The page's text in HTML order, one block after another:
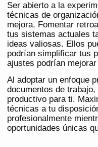
Ser abierto a la
técnicas de
mejora. Fomentar
tus sistemas actuales
ideas valiosas. Ellos
podrían simplificar tus
ajustes podrían
Al adoptar un enfoque
documentos de
productivo para ti.
técnicas a tu
profesionalmente
oportunidades únicas